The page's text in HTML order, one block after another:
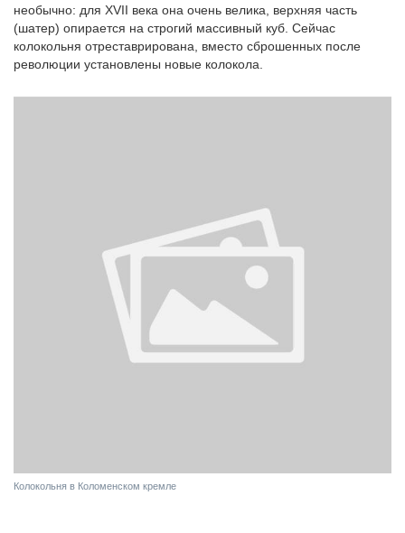
необычно: для XVII века она очень велика, верхняя часть
(шатер) опирается на строгий массивный куб. Сейчас
колокольня отреставрирована, вместо сброшенных после
революции установлены новые колокола.
Колокольня в Коломенском кремле